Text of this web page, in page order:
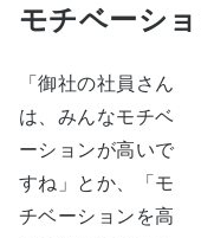
モチベーシ
「御社の社員さん
は、みんなモチベ
ーションが高いで
すね」とか、「モ
チベーションを高